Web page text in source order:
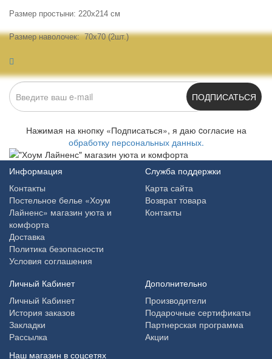
Размер простыни: 220х214 см
Размер наволочек: 70х70 (2шт.)
ПОДПИСАТЬСЯ
Нажимая на кнопку «Подписаться», я даю cогласие на
обработку персональных данных.
Информация
Контакты
Постельное белье «Хоум
Лайненс» магазин уюта и
комфорта
Доставка
Политика безопасности
Условия соглашения
Служба поддержки
Карта сайта
Возврат товара
Контакты
Личный Кабинет
Личный Кабинет
История заказов
Закладки
Рассылка
Дополнительно
Производители
Подарочные сертификаты
Партнерская программа
Акции
Наш магазин в соцсетях